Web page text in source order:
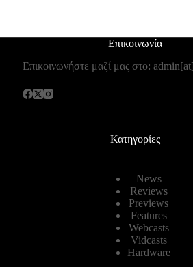
Επικοινωνία
Επικοινωνήστε μαζί μας στο:
Κατηγορίες
News
Reviews
Previews
Features
Webcasts
Vidcasts
Hardware